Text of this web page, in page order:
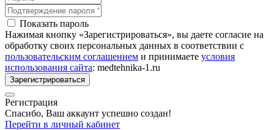
Показать пароль
Нажимая кнопку «Зарегистрироваться», вы даете согласие на
обработку своих персональных данных в соответствии с
пользовательским соглашением и принимаете условия
использования сайта: medtehnika-1.ru
Зарегистрироваться
Регистрация
Спасибо, Ваш аккаунт успешно создан!
Перейти в личный кабинет